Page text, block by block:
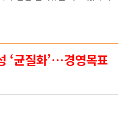
‘균질화’…경영목표